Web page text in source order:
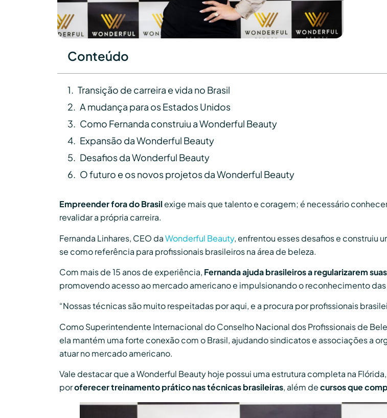
Conteúdo
Transição de carreira e vida no Brasil
A mudança para os Estados Unidos
Como Fernanda construiu a Wonderful Beauty
Expansão da Wonderful Beauty
Desafios da Wonderful Beauty
O futuro e os novos projetos da Wonderful Beauty
Empreender fora do Brasilexige mais que talento e coragem; é necessário
revalidar a própria carreira.
Fernanda Linhares, CEO daWonderful Beauty, enfrentou esses desafios e construiu
se como referência para profissionais brasileiros na área de beleza.
Com mais de 15 anos de experiência, Fernanda ajuda brasileiros a regularizarem
promovendo acesso ao mercado americano e impulsionando o reconhecimento
“Nossas técnicas são muito respeitadas por aqui, e a procura por profissionais
Como Superintendente Internacional do Conselho Nacional dos Profissionais de
ela mantém uma forte conexão com o Brasil, ajudando sindicatos e associações a
atuar no mercado americano.
Vale destacar que a Wonderful Beauty hoje possui uma estrutura completa na
poroferecer treinamento prático nas técnicas brasileiras, além decursos que